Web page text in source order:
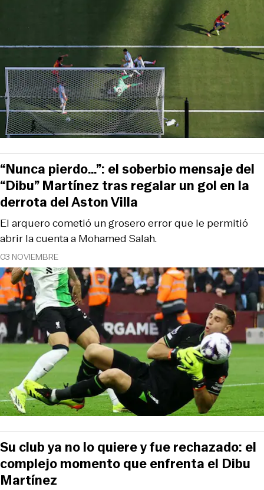
03 NOVIEMBRE
El arquero cometió un grosero error que le permitió
abrir la cuenta a Mohamed Salah.
“Nunca pierdo…”: el soberbio mensaje del
“Dibu” Martínez tras regalar un gol en la
derrota del Aston Villa
Su club ya no lo quiere y fue rechazado: el
complejo momento que enfrenta el Dibu
Martínez